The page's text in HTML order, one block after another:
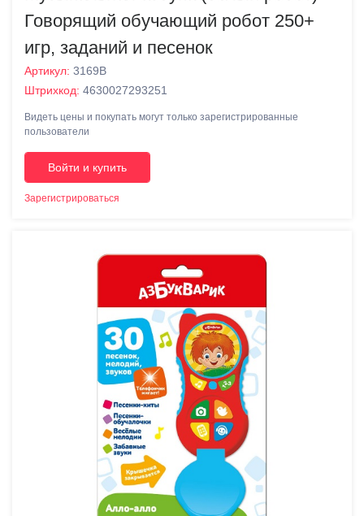
Говорящий обучающий робот 250+
игр, заданий и песенок
Артикул: 3169В
Штрихкод: 4630027293251
Видеть цены и покупать могут только зарегистрированные
пользователи
Войти и купить
Зарегистрироваться